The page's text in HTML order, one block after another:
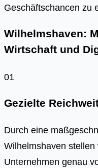
Geschäftschancen zu
Wilhelmshaven:
Wirtschaft und
01
Gezielte
Durch eine
Wilhelmshaven
Unternehmen genau